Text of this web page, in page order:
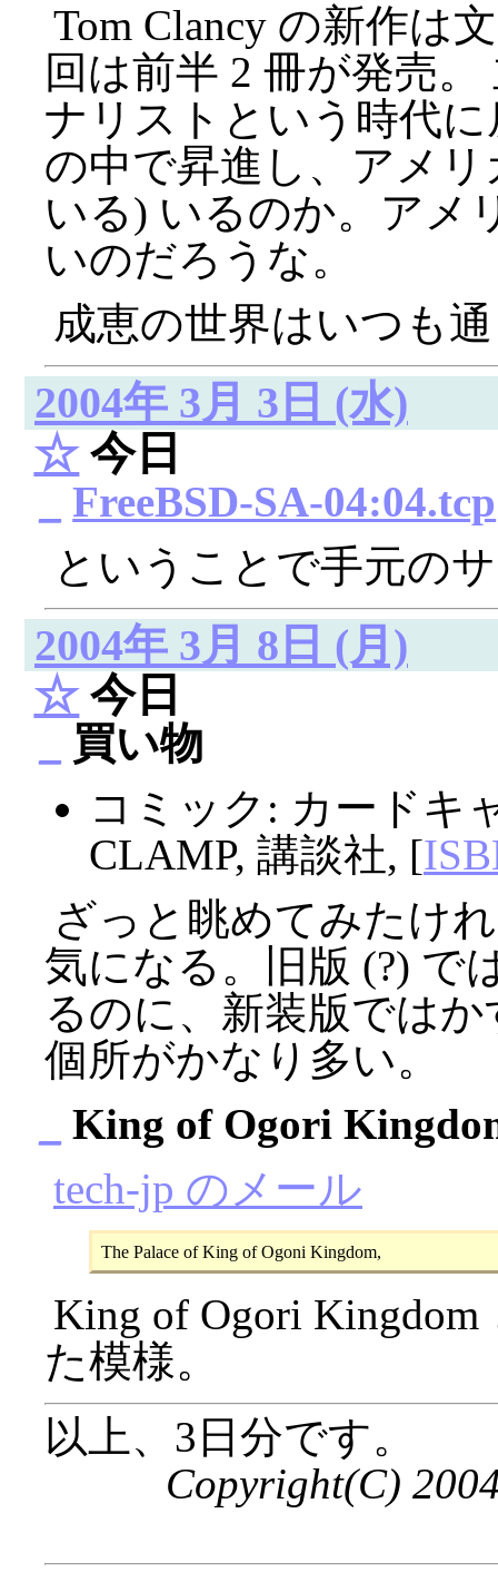
Tom Clancy の新作は
回は前半 2 冊が発売
ナリストという時代
の中で昇進し、アメ
いる) いるのか。アメ
いのだろうな。
成恵の世界はいつも
2004年 3月 3日 (水)
☆今日
FreeBSD-SA-04:04.tcp
ということで手元の
2004年 3月 8日 (月)
☆今日
買い物
コミック: カードキ
CLAMP, 講談社, [
ざっと眺めてみたけ
気になる。旧版 (?) で
るのに、新装版では
個所がかなり多い。
King of Ogori
tech-jp のメール
King of Ogori
た模様。
以上、3日分です。
Copyright(C)